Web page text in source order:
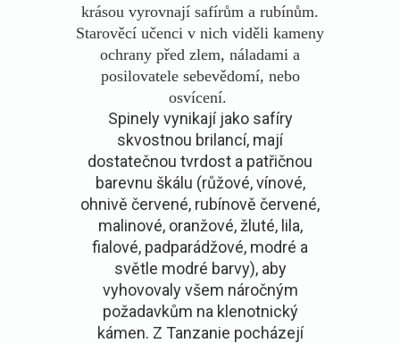
krásou vyrovnají safírům a rubínům.
Starověcí učenci v nich viděli kameny
ochrany před zlem, náladami a
posilovatele sebevědomí, nebo
osvícení.
Spinely vynikají jako safíry
skvostnou brilancí, mají
dostatečnou tvrdost a patřičnou
barevnu škálu (růžové, vínové,
ohnivě červené, rubínově červené,
malinové, oranžové, žluté, lila,
fialové, padparádžové, modré a
světle modré barvy), aby
vyhovovaly všem náročným
požadavkům na klenotnický
kámen. Z Tanzanie pocházejí